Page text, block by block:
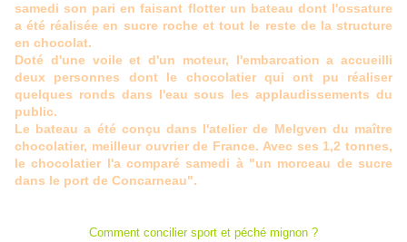
samedi son pari en faisant flotter un bateau dont l'ossature
a été réalisée en sucre roche et tout le reste de la structure
en chocolat.
Doté d'une voile et d'un moteur, l'embarcation a accueilli
deux personnes dont le chocolatier qui ont pu réaliser
quelques ronds dans l'eau sous les applaudissements du
public.
Le bateau a été conçu dans l'atelier de Melgven du maître
chocolatier, meilleur ouvrier de France. Avec ses 1,2 tonnes,
le chocolatier l'a comparé samedi à "un morceau de sucre
dans le port de Concarneau".
Comment concilier sport et péché mignon ?